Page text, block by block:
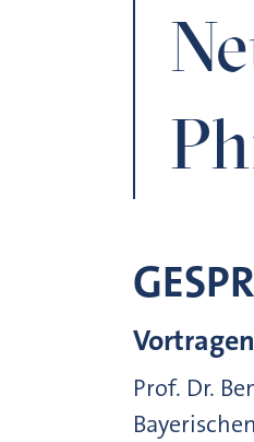
Prof. Dr.